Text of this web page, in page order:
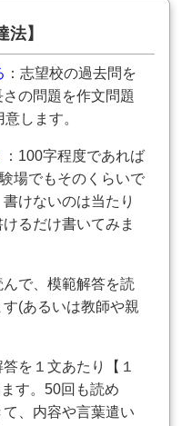
法】
：志望校の過去問を
の問題を作文問題
します。
：100字程度であれば
場でもそのくらいで
けないのは当たり
るだけ書いてみま
んで、模範解答を読
(あるいは教師や親
答を１文あたり【１
す。50回も読め
、内容や言葉遣い